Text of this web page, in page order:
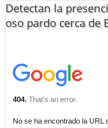
Detectan la
oso pardo cerca de